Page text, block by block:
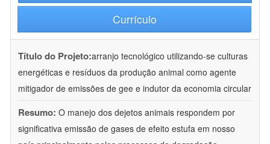
Currículo
Título do Projeto:arranjo tecnológico utilizando-se culturas
energéticas e resíduos da produção animal como agente
mitigador de emissões de gee e indutor da economia circular
Resumo: O manejo dos dejetos animais respondem por
significativa emissão de gases de efeito estufa em nosso